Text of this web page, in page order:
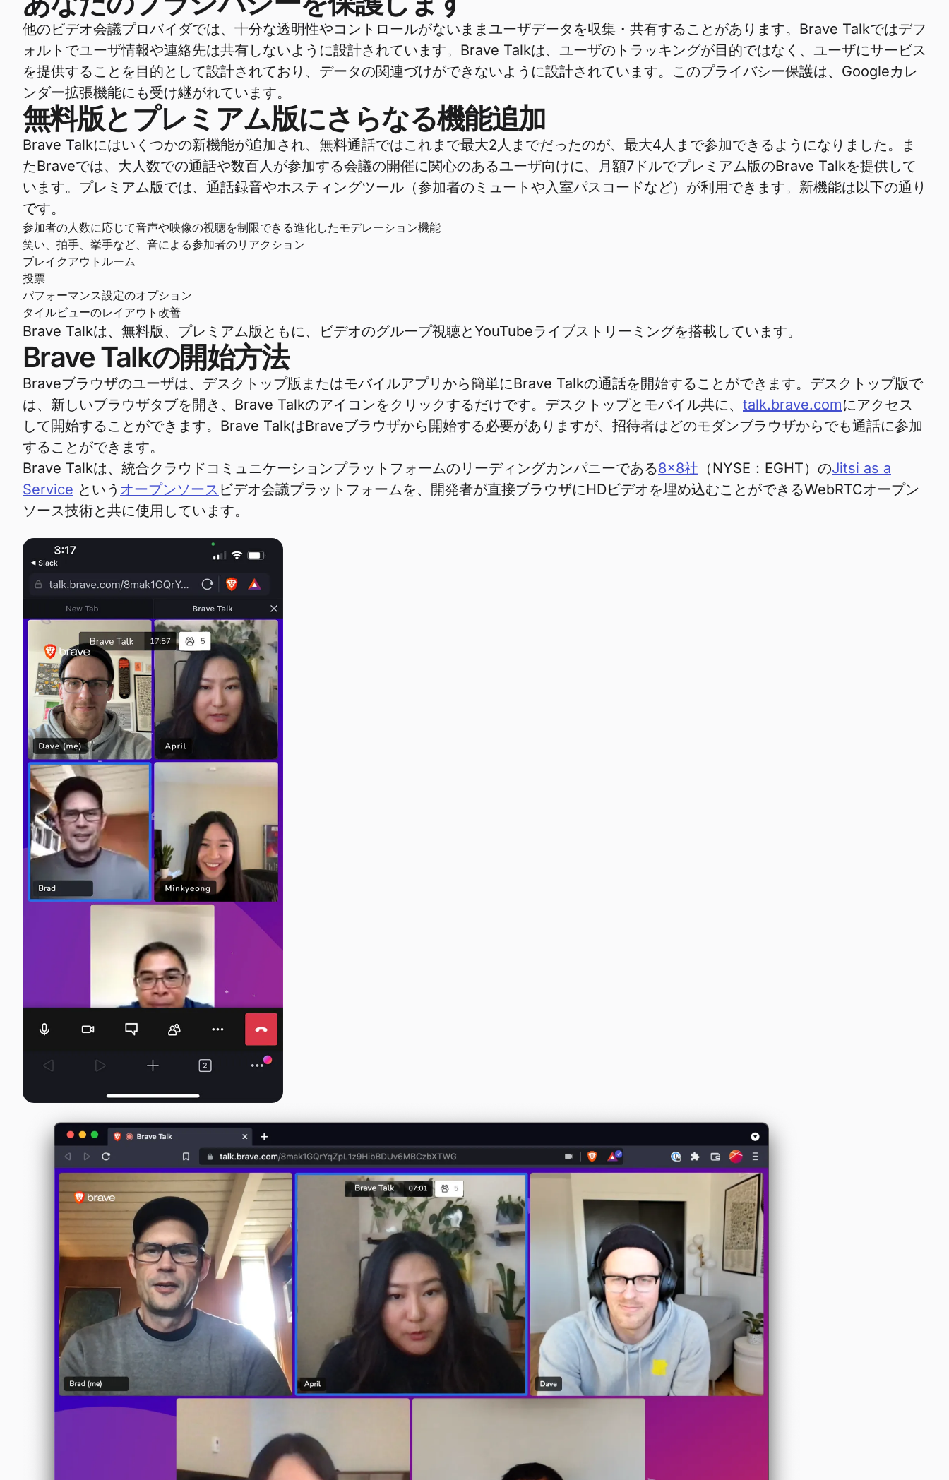
他のビデオ会議プロバイダでは、十分な透明性やコントロールがないままユーザデータを収集・共有することがあります。Brave Talkではデフ
ォルトでユーザ情報や連絡先は共有しないように設計されています。Brave Talkは、ユーザのトラッキングが目的ではなく、ユーザにサービス
を提供することを目的として設計されており、データの関連づけができないように設計されています。このプライバシー保護は、Googleカレ
ンダー拡張機能にも受け継がれています。
無料版とプレミアム版にさらなる機能追加
Brave Talkにはいくつかの新機能が追加され、無料通話ではこれまで最大2人までだったのが、最大4人まで参加できるようになりました。ま
たBraveでは、大人数での通話や数百人が参加する会議の開催に関心のあるユーザ向けに、月額7ドルでプレミアム版のBrave Talkを提供して
います。プレミアム版では、通話録音やホスティングツール（参加者のミュートや入室パスコードなど）が利用できます。新機能は以下の通り
です。
参加者の人数に応じて音声や映像の視聴を制限できる進化したモデレーション機能
笑い、拍手、挙手など、音による参加者のリアクション
ブレイクアウトルーム
投票
パフォーマンス設定のオプション
タイルビューのレイアウト改善
Brave Talkは、無料版、プレミアム版ともに、ビデオのグループ視聴とYouTubeライブストリーミングを搭載しています。
Brave Talkの開始方法
Braveブラウザのユーザは、デスクトップ版またはモバイルアプリから簡単にBrave Talkの通話を開始することができます。デスクトップ版で
は、新しいブラウザタブを開き、Brave Talkのアイコンをクリックするだけです。デスクトップとモバイル共に、 talk.brave.comにアクセス
して開始することができます。Brave TalkはBraveブラウザから開始する必要がありますが、招待者はどのモダンブラウザからでも通話に参加
することができます。
Brave Talkは、統合クラウドコミュニケーションプラットフォームのリーディングカンパニーである8×8社 （NYSE：EGHT）のJitsi as a
Service という オープンソース ビデオ会議プラットフォームを、開発者が直接ブラウザにHDビデオを埋め込むことができるWebRTCオープン
ソース技術と共に使用しています。